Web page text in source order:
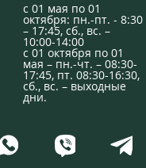
с 01 мая по 01
октября: пн.-пт. - 8:30
– 17:45, сб., вс. –
10:00-14:00
с 01 октября по 01
мая – пн.-чт. – 08:30-
17:45, пт. 08:30-16:30,
сб., вс. – выходные
дни.